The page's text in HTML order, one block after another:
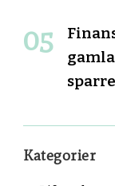
Kategorier